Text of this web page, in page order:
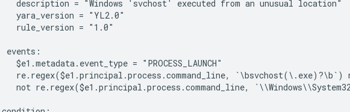
   description = "Windows 'svchost' executed from an unusual location"
   yara_version = "YL2.0"
   rule_version = "1.0"
events:
   $e1.metadata.event_type = "PROCESS_LAUNCH"
re.regex($e1.principal.process.command_line, `\bsvchost(\.exe)?\b`)
not re.regex($e1.principal.process.command_line,